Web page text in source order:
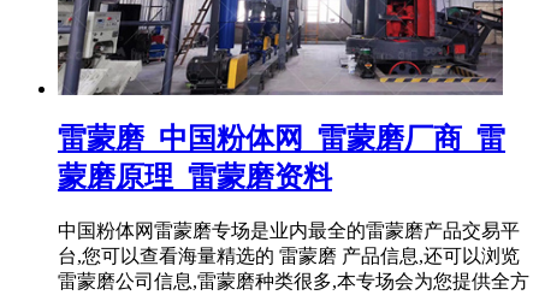
雷蒙磨_中国粉体网_雷蒙磨厂商_雷
蒙磨原理_雷蒙磨资料
中国粉体网雷蒙磨专场是业内最全的雷蒙磨产品交易平
台,您可以查看海量精选的 雷蒙磨 产品信息,还可以浏览
雷蒙磨公司信息,雷蒙磨种类很多,本专场会为您提供全方